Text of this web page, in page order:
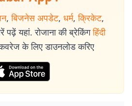
, बिजनेस अपडेट, धर्म, क्रिकेट,
पढ़ें यहां. रोजाना की ब्रेकिंग हिंदी
के लिए डाउनलोड करिए